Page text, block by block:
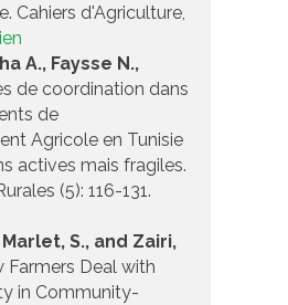
Cahiers d'Agriculture,
A., Faysse N.,
de coordination dans
de
Agricole en Tunisie
actives mais fragiles.
(5): 116-131.
S., and Zairi,
Farmers Deal with
in Community-